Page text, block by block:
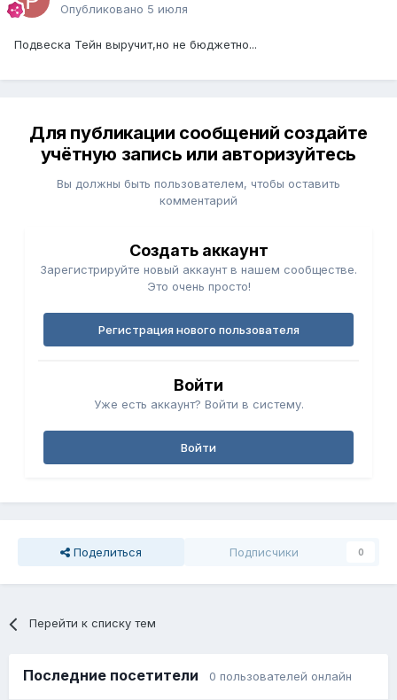
Опубликовано 5 июля
Подвеска Тейн выручит,но не бюджетно...
Для публикации сообщений создайте
учётную запись или авторизуйтесь
Вы должны быть пользователем, чтобы оставить
комментарий
Создать аккаунт
Зарегистрируйте новый аккаунт в нашем сообществе.
Это очень просто!
Регистрация нового пользователя
Войти
Уже есть аккаунт? Войти в систему.
Войти
Поделиться Подписчики 0
Перейти к списку тем
Последние посетители 0 пользователей онлайн